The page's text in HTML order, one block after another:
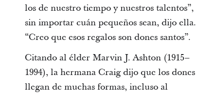
los de nuestro tiempo y nuestros talentos”,
sin importar cuán pequeños sean, dijo ella.
“Creo que esos regalos son dones santos”.
Citando al élder Marvin J. Ashton (1915–
1994), la hermana Craig dijo que los dones
llegan de muchas formas, incluso al